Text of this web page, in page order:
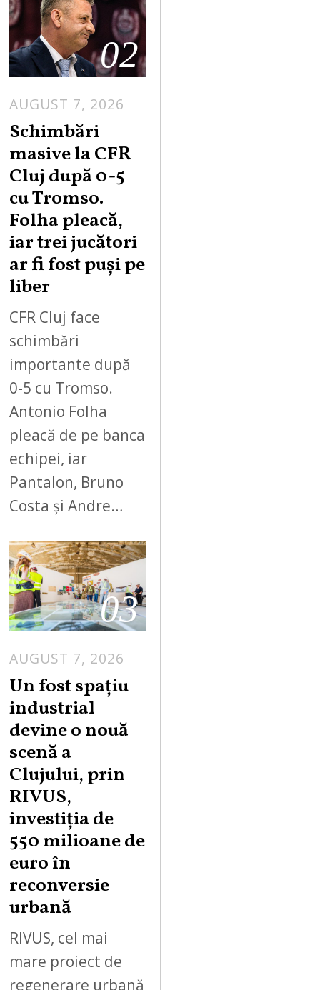
02
AUGUST 7, 2026
Schimbări
masive la CFR
Cluj după 0-5
cu Tromso.
Folha pleacă,
iar trei jucători
ar fi fost puși pe
liber
CFR Cluj face
schimbări
importante după
0-5 cu Tromso.
Antonio Folha
pleacă de pe banca
echipei, iar
Pantalon, Bruno
Costa și Andre…
03
AUGUST 7, 2026
Un fost spațiu
industrial
devine o nouă
scenă a
Clujului, prin
RIVUS,
investiția de
550 milioane de
euro în
reconversie
urbană
RIVUS, cel mai
mare proiect de
regenerare urbană